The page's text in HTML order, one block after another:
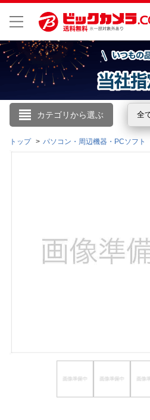
カテゴリから選ぶ 全
こんにちは
ログ
閲覧履歴
トップ パソコン・周辺機器・PCソフト